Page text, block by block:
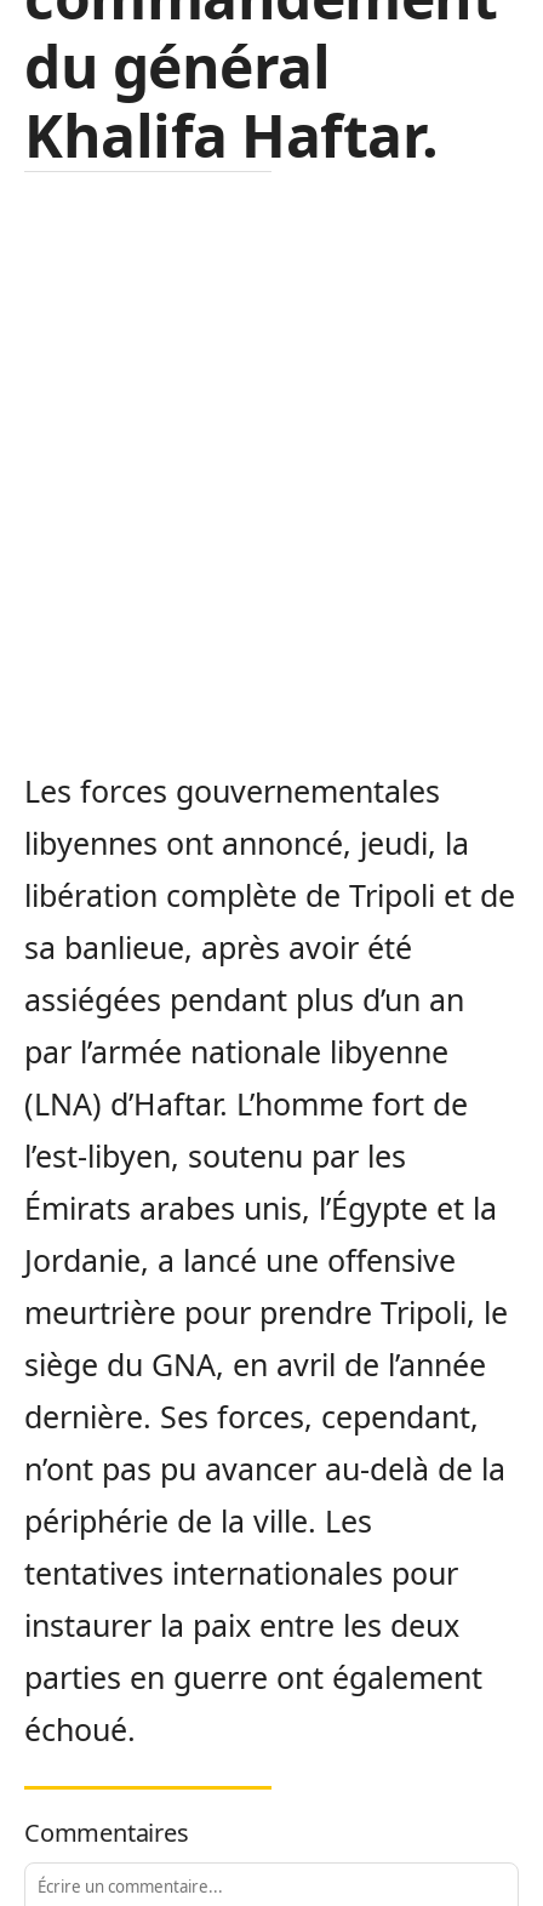
du général
Khalifa Haftar.
Les forces gouvernementales
libyennes ont annoncé, jeudi, la
libération complète de Tripoli et de
sa banlieue, après avoir été
assiégées pendant plus d’un an
par l’armée nationale libyenne
(LNA) d’Haftar. L’homme fort de
l’est-libyen, soutenu par les
Émirats arabes unis, l’Égypte et la
Jordanie, a lancé une offensive
meurtrière pour prendre Tripoli, le
siège du GNA, en avril de l’année
dernière. Ses forces, cependant,
n’ont pas pu avancer au-delà de la
périphérie de la ville. Les
tentatives internationales pour
instaurer la paix entre les deux
parties en guerre ont également
échoué.
Commentaires